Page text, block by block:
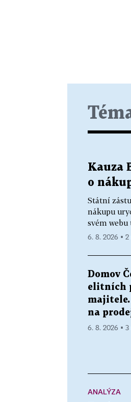
Kauza
o
Státní
nákupu
svém
6. 8. 2026 ▪
Domov
elitních
majitele.
na
6. 8. 2026 ▪
ANALÝZA